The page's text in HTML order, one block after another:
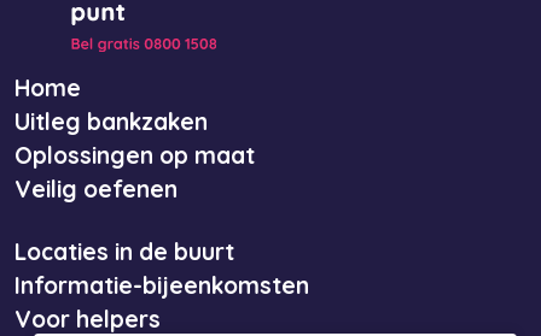
Home
Uitleg bankzaken
Oplossingen op maat
Veilig oefenen
Locaties in de buurt
Informatie-bijeenkomsten
Voor helpers